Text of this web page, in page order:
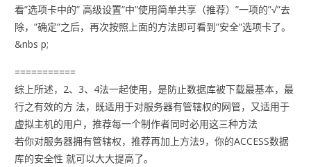
看”选项卡中的” 高级设置”中”使用简单共享（推荐）”一项的”√”去
除，”确定”之后，再次按照上面的方法即可看到”安全”选项卡了。
&nbs p;
===========
综上所述，2、3、4法一起使用，是防止数据库被下载最基本，最
行之有效的方 法，既适用于对服务器有管辖权的网管，又适用于
虚拟主机的用户，推荐每一个制作者同时必用这三种方法
若你对服务器拥有管辖权，推荐再加上方法9，你的ACCESS数据
库的安全性 就可以大大提高了。